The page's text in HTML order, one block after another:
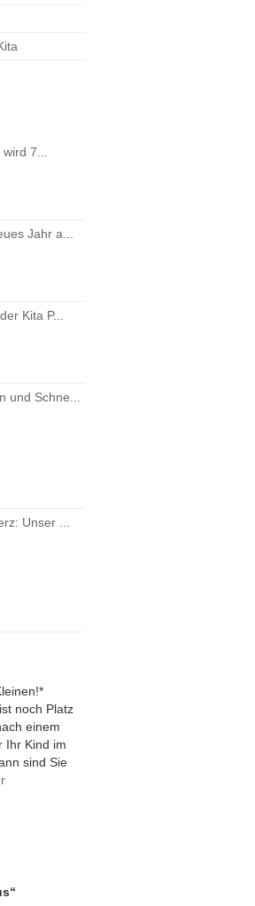
7...
Jahr a...
Kita P...
und Schne...
Unser ...
noch Platz
einem
Ihr Kind im
sind Sie